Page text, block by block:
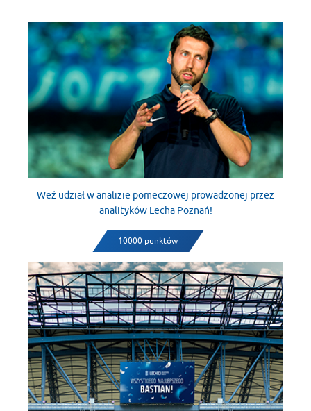
Weź udział w analizie pomeczowej prowadzonej przez
analityków Lecha Poznań!
10000 punktów